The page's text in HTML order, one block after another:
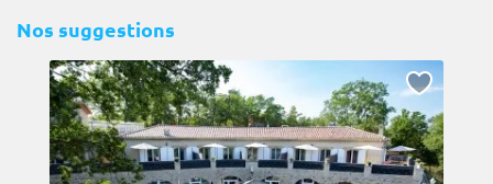
Nos suggestions